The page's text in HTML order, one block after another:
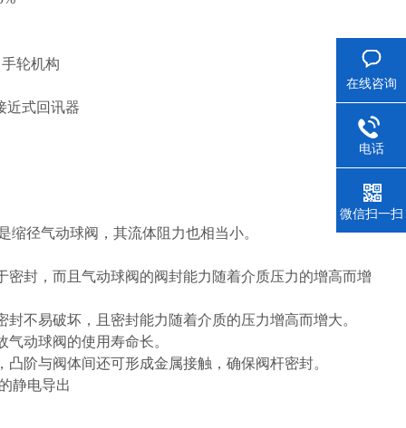
轮机构
近式回讯器
缩径气动球阀，其流体阻力也相当小。
封，而且气动球阀的阀封能力随着介质压力的增高而增
封不易破坏，且密封能力随着介质的压力增高而增大。
气动球阀的使用寿命长。
凸阶与阀体间还可形成金属接触，确保阀杆密封。
静电导出
在线咨询
电话
微信扫一扫